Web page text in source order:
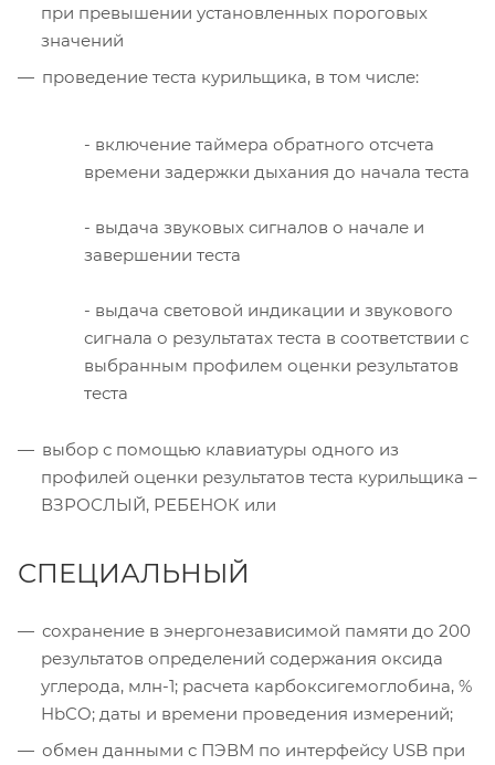
при превышении установленных пороговых
значений
проведение теста курильщика, в том числе:
- включение таймера обратного отсчета
времени задержки дыхания до начала теста
- выдача звуковых сигналов о начале и
завершении теста
- выдача световой индикации и звукового
сигнала о результатах теста в соответствии с
выбранным профилем оценки результатов
теста
выбор с помощью клавиатуры одного из
профилей оценки результатов теста курильщика –
ВЗРОСЛЫЙ, РЕБЕНОК или
СПЕЦИАЛЬНЫЙ
сохранение в энергонезависимой памяти до 200
результатов определений содержания оксида
углерода, млн-1; расчета карбоксигемоглобина, %
HbCO; даты и времени проведения измерений;
обмен данными с ПЭВМ по интерфейсу USB при